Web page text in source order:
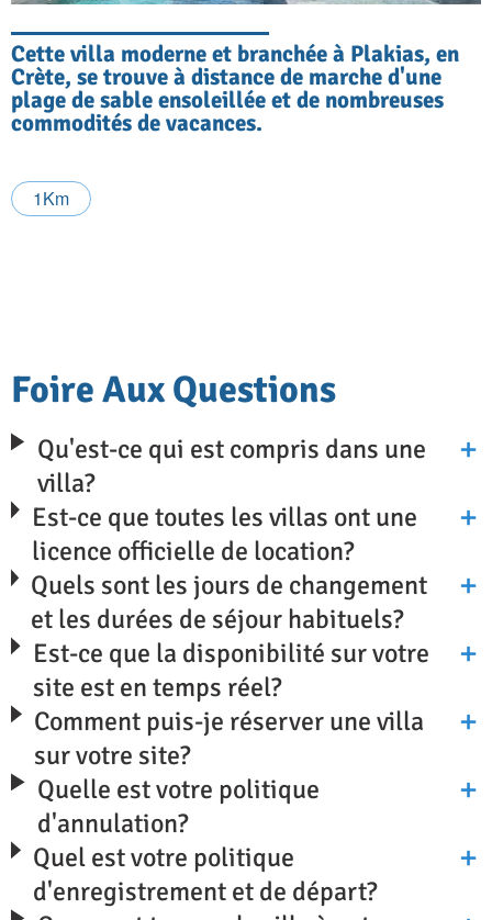
Cette villa moderne et branchée à Plakias, en
Crète, se trouve à distance de marche d'une
plage de sable ensoleillée et de nombreuses
commodités de vacances.
1Km
Foire Aux Questions
Qu'est-ce qui est compris dans une
villa?
Est-ce que toutes les villas ont une
licence officielle de location?
Quels sont les jours de changement
et les durées de séjour habituels?
Est-ce que la disponibilité sur votre
site est en temps réel?
Comment puis-je réserver une villa
sur votre site?
Quelle est votre politique
d'annulation?
Quel est votre politique
d'enregistrement et de départ?